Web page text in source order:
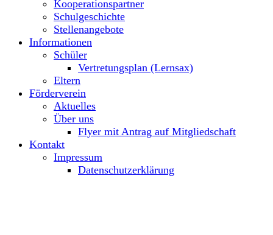
Kooperationspartner
Schulgeschichte
Stellenangebote
Informationen
Schüler
Vertretungsplan (Lernsax)
Eltern
Förderverein
Aktuelles
Über uns
Flyer mit Antrag auf Mitgliedschaft
Kontakt
Impressum
Datenschutzerklärung